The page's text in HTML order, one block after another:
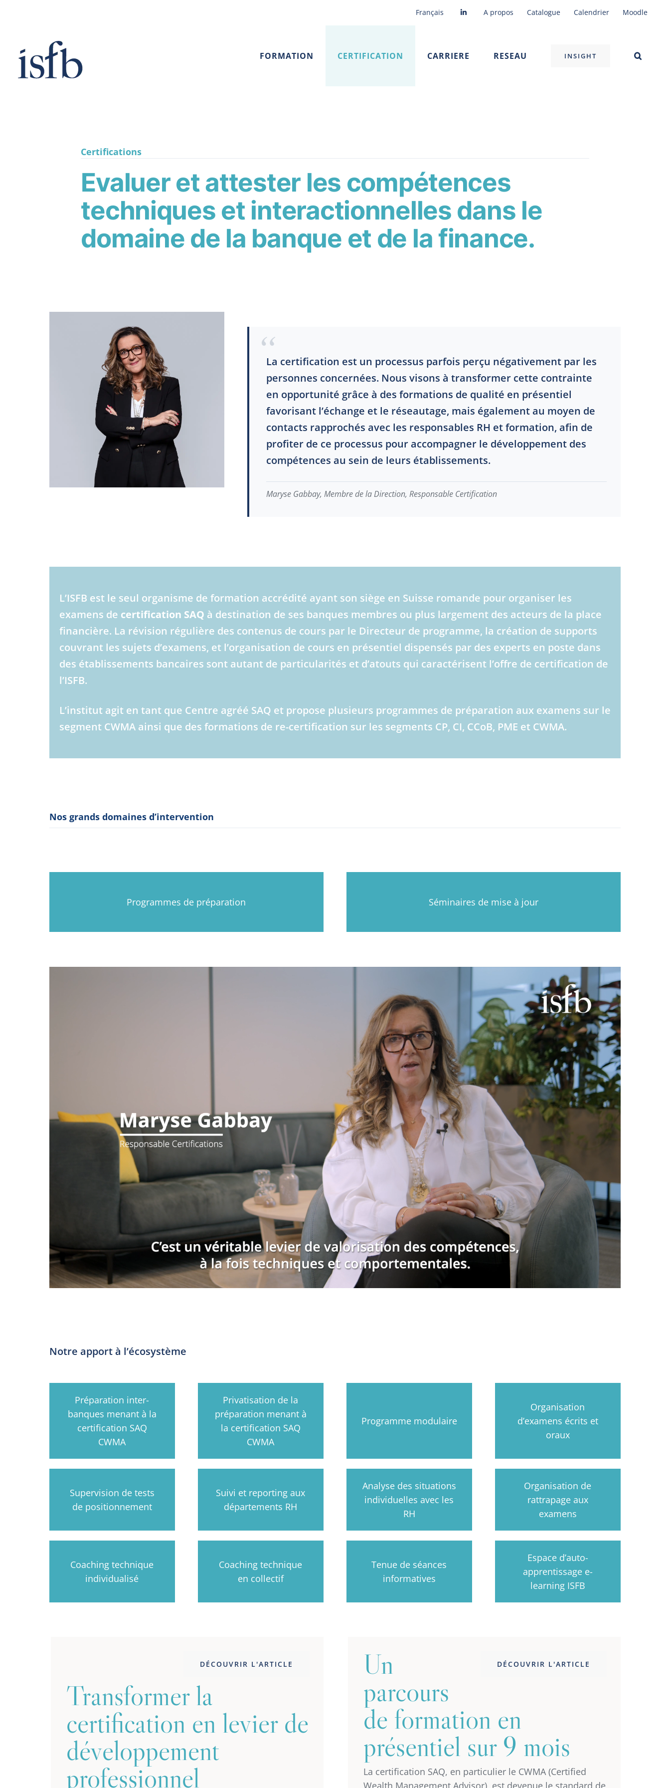
Français A propos Catalogue Calendrier Moodle
FORMATION CERTIFICATION CARRIERE RESEAU INSIGHT
Certifications
Evaluer et attester les compétences
techniques et interactionnelles dans le
domaine de la banque et de la finance.
La certification est un processus parfois perçu négativement par les
personnes concernées. Nous visons à transformer cette contrainte
en opportunité grâce à des formations de qualité en présentiel
favorisant l’échange et le réseautage, mais également au moyen de
contacts rapprochés avec les responsables RH et formation, afin de
profiter de ce processus pour accompagner le développement des
compétences au sein de leurs établissements.
Maryse Gabbay, Membre de la Direction, Responsable Certification
L’ISFB est le seul organisme de formation accrédité ayant son siège en Suisse romande pour organiser les
examens de certification SAQ à destination de ses banques membres ou plus largement des acteurs de la place
financière. La révision régulière des contenus de cours par le Directeur de programme, la création de supports
couvrant les sujets d’examens, et l’organisation de cours en présentiel dispensés par des experts en poste dans
des établissements bancaires sont autant de particularités et d’atouts qui caractérisent l’offre de certification de
l’ISFB.
L’institut agit en tant que Centre agréé SAQ et propose plusieurs programmes de préparation aux examens sur le
segment CWMA ainsi que des formations de re-certification sur les segments CP, CI, CCoB, PME et CWMA.
Nos grands domaines d’intervention
Programmes de préparation Séminaires de mise à jour
Notre apport à l’écosystème
Préparation inter-
banques menant à la
certification SAQ
CWMA
Privatisation de la
préparation menant à
la certification SAQ
CWMA
Programme modulaire
Organisation
d’examens écrits et
oraux
Supervision de tests
de positionnement
Suivi et reporting aux
départements RH
Analyse des situations
individuelles avec les
RH
Organisation de
rattrapage aux
examens
Coaching technique
individualisé
Coaching technique
en collectif
Tenue de séances
informatives
Espace d’auto-
apprentissage e-
learning ISFB
DÉCOUVRIR L'ARTICLE
Transformer la
certification en levier de
développement
professionnel
DÉCOUVRIR L'ARTICLE
Un
parcours
de formation en
présentiel sur 9 mois
La certification SAQ, en particulier le CWMA (Certified
Wealth Management Advisor), est devenue le standard de